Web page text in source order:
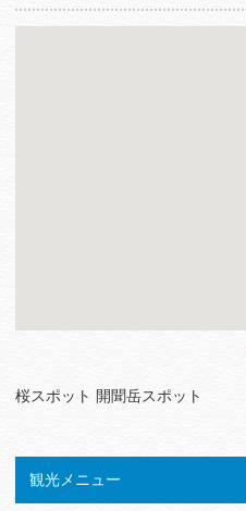
桜スポット 開聞岳スポット
観光メニュー